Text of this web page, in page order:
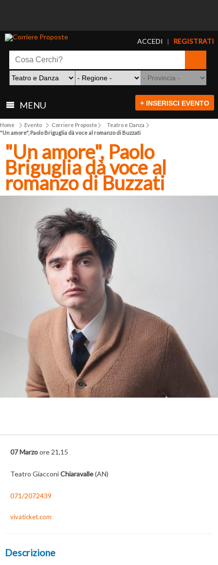
ACCEDI | REGISTRATI
MENU + INSERISCI EVENTO
Home Evento Corriere Proposte
Teatro e Danza
"Un amore", Paolo Briguglia dà voce al romanzo di Buzzati
"Un amore", Paolo
Briguglia dà voce al
romanzo di Buzzati
07 Marzoore 21,15
Teatro GiacconiChiaravalle(AN)
071/2072439
vivaticket.com
Descrizione